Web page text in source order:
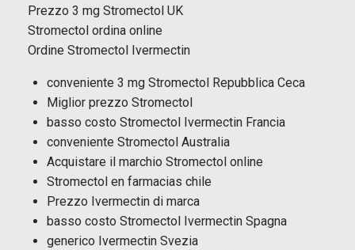
Prezzo 3 mg Stromectol UK
Stromectol ordina online
Ordine Stromectol Ivermectin
conveniente 3 mg Stromectol Repubblica Ceca
Miglior prezzo Stromectol
basso costo Stromectol Ivermectin Francia
conveniente Stromectol Australia
Acquistare il marchio Stromectol online
Stromectol en farmacias chile
Prezzo Ivermectin di marca
basso costo Stromectol Ivermectin Spagna
generico Ivermectin Svezia